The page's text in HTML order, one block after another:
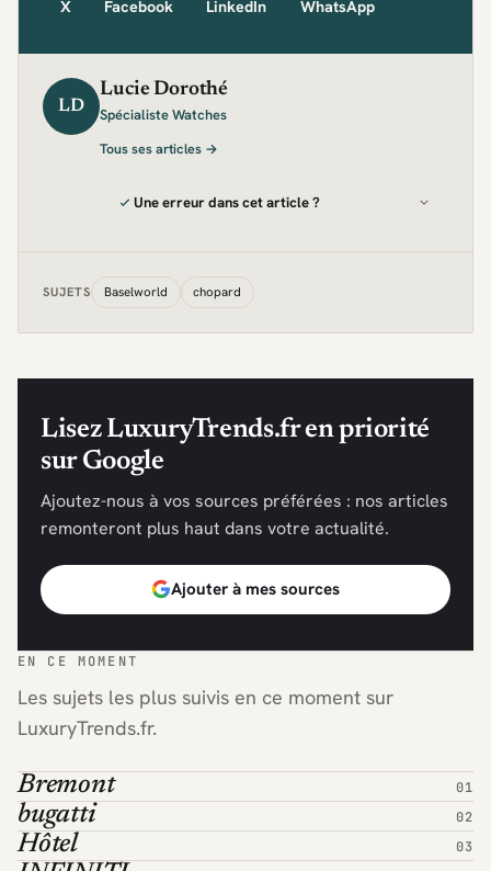
X Facebook LinkedIn WhatsApp
LD
Lucie Dorothé
Spécialiste Watches
Tous ses articles →
Une erreur dans cet article ?
SUJETS Baselworld chopard
Lisez LuxuryTrends.fr en priorité
sur Google
Ajoutez-nous à vos sources préférées : nos articles
remonteront plus haut dans votre actualité.
Ajouter à mes sources
EN CE MOMENT
Les sujets les plus suivis en ce moment sur
LuxuryTrends.fr.
Bremont
bugatti
Hôtel